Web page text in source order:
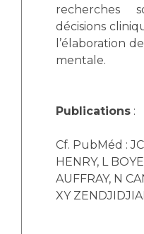
recherches
décisions
l’élaboration
mentale.
Publications :
Cf. PubMéd :
HENRY, L
AUFFRAY, N
XY